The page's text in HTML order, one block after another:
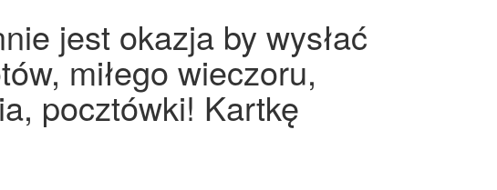
jest okazja by wysłać
miłego wieczoru,
pocztówki! Kartkę